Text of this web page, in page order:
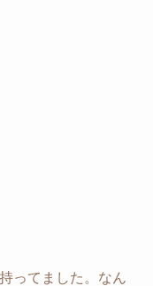
ってました。なん